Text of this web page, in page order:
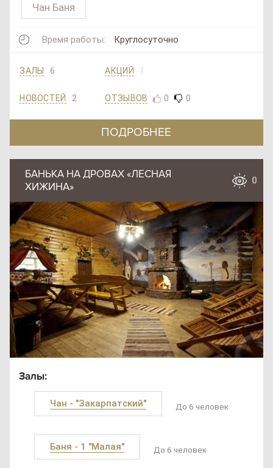
Чан Баня
Время работы: Круглосуточно
ЗАЛЫ 6 АКЦИЙ 1
НОВОСТЕЙ 2 ОТЗЫВОВ 0 0
ПОДРОБНЕЕ
БАНЬКА НА ДРОВАХ «ЛЕСНАЯ
ХИЖИНА»
0
Залы:
Чан - "Закарпатский" До 6 человек
Баня - 1 "Малая" До 6 человек